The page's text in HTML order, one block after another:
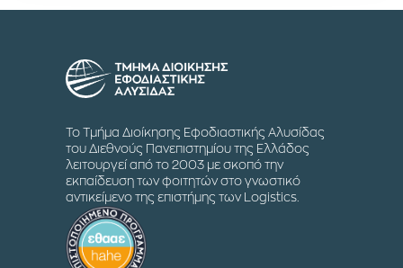
Το Τμήμα Διοίκησης Εφοδιαστικής Αλυσίδας
του Διεθνούς Πανεπιστημίου της Ελλάδος
λειτουργεί από το 2003 με σκοπό την
εκπαίδευση των φοιτητών στο γνωστικό
αντικείμενο της επιστήμης των Logistics.